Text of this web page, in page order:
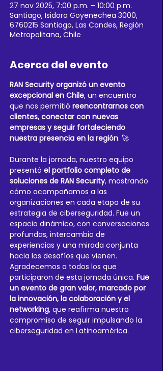
27 nov 2025, 7:00 p.m. – 10:00 p.m.
Santiago, Isidora Goyenechea 3000,
6760215 Santiago, Las Condes, Región
Metropolitana, Chile
Acerca del evento
RAN Security organizó un evento
excepcional en Chile, un encuentro
que nos permitió reencontrarnos con
clientes, conectar con nuevas
empresas y seguir fortaleciendo
nuestra presencia en la región. 🚀
Durante la jornada, nuestro equipo
presentó el portfolio completo de
soluciones de RAN Security, mostrando
cómo acompañamos a las
organizaciones en cada etapa de su
estrategia de ciberseguridad. Fue un
espacio dinámico, con conversaciones
profundas, intercambio de
experiencias y una mirada conjunta
hacia los desafíos que vienen.
Agradecemos a todos los que
participaron de esta jornada única. Fue
un evento de gran valor, marcado por
la innovación, la colaboración y el
networking, que reafirma nuestro
compromiso de seguir impulsando la
ciberseguridad en Latinoamérica.